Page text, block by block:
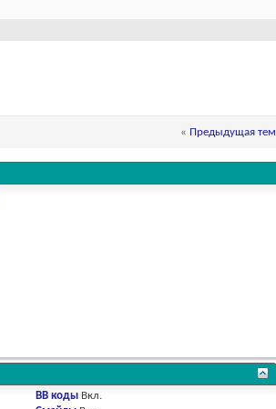
« Предыдущая
BB коды Вкл.